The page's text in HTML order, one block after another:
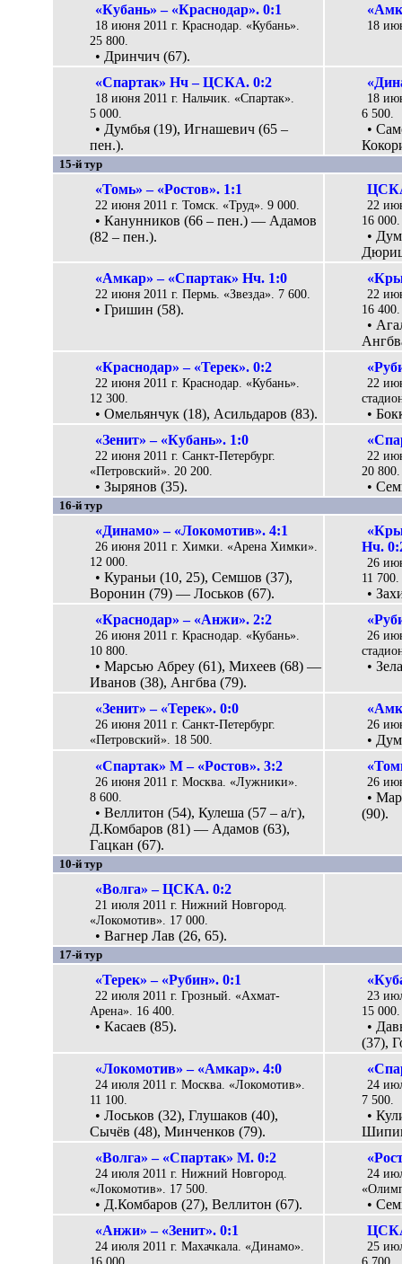
«Кубань» – «Краснодар». 0:1
18 июня 2011 г. Краснодар. «Кубань».
25 800.
• Дринчич (67).
18
«Спартак» Нч – ЦСКА. 0:2
18 июня 2011 г. Нальчик. «Спартак».
5 000.
• Думбья (19), Игнашевич (65 –
пен.).
18
6 500.
•
15-й тур
«Томь» – «Ростов». 1:1
22 июня 2011 г. Томск. «Труд». 9 000.
• Канунников (66 – пен.) — Адамов
(82 – пен.).
22
16 000.
•
«Амкар» – «Спартак» Нч. 1:0
22 июня 2011 г. Пермь. «Звезда». 7 600.
• Гришин (58).
22
16 400.
•
«Краснодар» – «Терек». 0:2
22 июня 2011 г. Краснодар. «Кубань».
12 300.
• Омельянчук (18), Асильдаров (83).
22
•
«Зенит» – «Кубань». 1:0
22 июня 2011 г. Санкт-Петербург.
«Петровский». 20 200.
• Зырянов (35).
22
20 800.
•
16-й тур
«Динамо» – «Локомотив». 4:1
26 июня 2011 г. Химки. «Арена Химки».
12 000.
• Кураньи (10, 25), Семшов (37),
Воронин (79) — Лоськов (67).
Нч.
26
11 700.
•
«Краснодар» – «Анжи». 2:2
26 июня 2011 г. Краснодар. «Кубань».
10 800.
• Марсью Абреу (61), Михеев (68) —
Иванов (38), Ангбва (79).
26
•
«Зенит» – «Терек». 0:0
26 июня 2011 г. Санкт-Петербург.
«Петровский». 18 500.
26
•
«Спартак» М – «Ростов». 3:2
26 июня 2011 г. Москва. «Лужники».
8 600.
• Веллитон (54), Кулеша (57 – а/г),
Д.Комбаров (81) — Адамов (63),
Гацкан (67).
26
•
(90).
10-й тур
«Волга» – ЦСКА. 0:2
21 июля 2011 г. Нижний Новгород.
«Локомотив». 17 000.
• Вагнер Лав (26, 65).
17-й тур
«Терек» – «Рубин». 0:1
22 июля 2011 г. Грозный. «Ахмат-
Арена». 16 400.
• Касаев (85).
23
15 000.
•
(37),
«Локомотив» – «Амкар». 4:0
24 июля 2011 г. Москва. «Локомотив».
11 100.
• Лоськов (32), Глушаков (40),
Сычёв (48), Минченков (79).
24
7 500.
•
«Волга» – «Спартак» М. 0:2
24 июля 2011 г. Нижний Новгород.
«Локомотив». 17 500.
• Д.Комбаров (27), Веллитон (67).
24
•
«Анжи» – «Зенит». 0:1
24 июля 2011 г. Махачкала. «Динамо».
16 000.
25
6 700.